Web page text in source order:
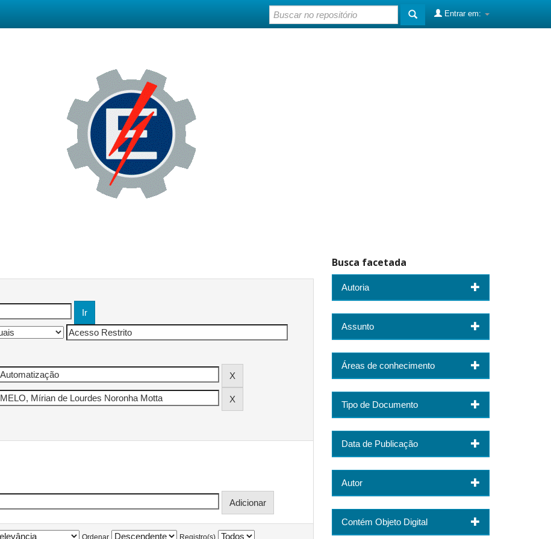
Entrar em:
Ordenar Registro(s)
Busca facetada
Autoria
Assunto
Áreas de conhecimento
Tipo de Documento
Data de Publicação
Autor
Contém Objeto Digital